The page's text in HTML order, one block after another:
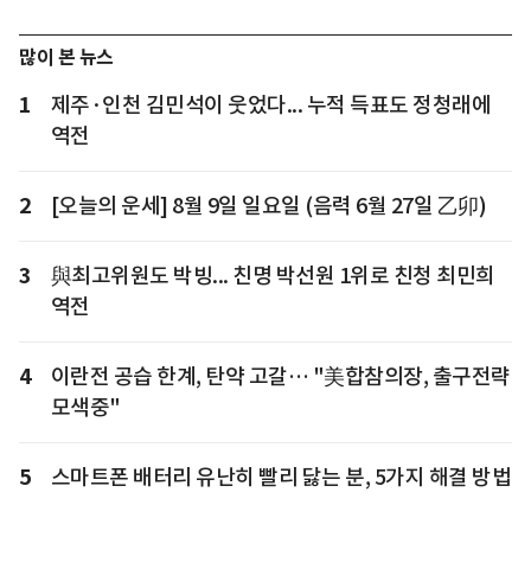
많이 본 뉴스
1
제주·인천 김민석이 웃었다... 누적 득표도 정청래에
역전
2 [오늘의 운세] 8월 9일 일요일 (음력 6월 27일 乙卯)
3
與최고위원도 박빙... 친명 박선원 1위로 친청 최민희
역전
4
이란전 공습 한계, 탄약 고갈… "美합참의장, 출구전략
모색중"
5 스마트폰 배터리 유난히 빨리 닳는 분, 5가지 해결 방법